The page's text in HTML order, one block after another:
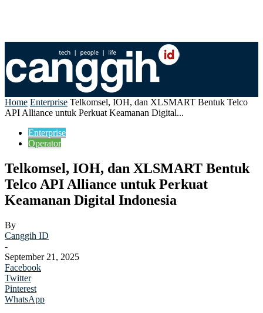
Home Enterprise Telkomsel, IOH, dan XLSMART Bentuk Telco
API Alliance untuk Perkuat Keamanan Digital...
Enterprise
Operator
Telkomsel, IOH, dan XLSMART Bentuk
Telco API Alliance untuk Perkuat
Keamanan Digital Indonesia
By
Canggih ID
-
September 21, 2025
Facebook
Twitter
Pinterest
WhatsApp